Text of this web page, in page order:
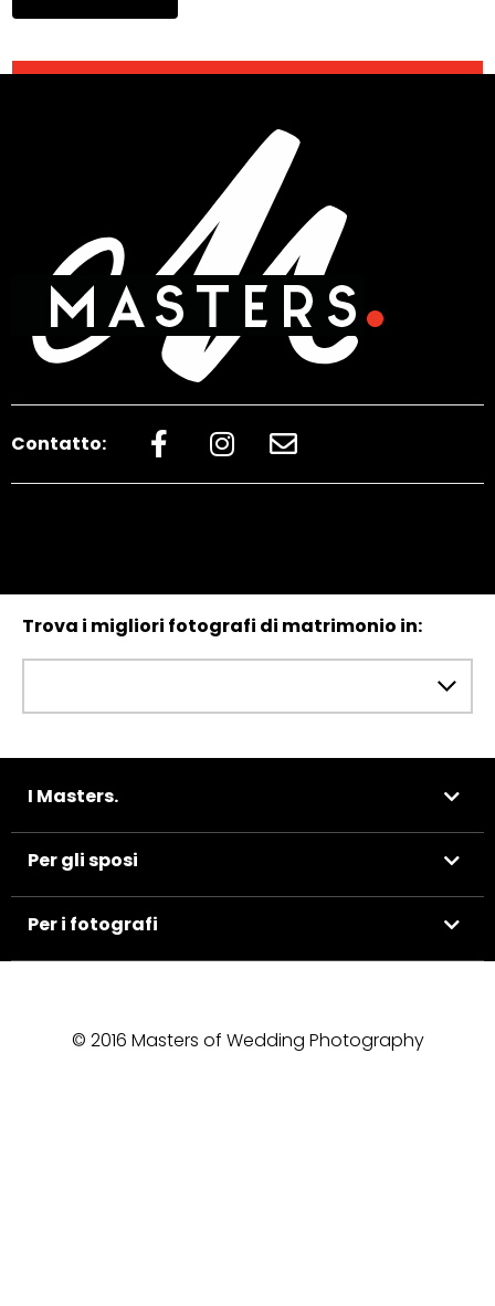
Contatto:
Trova i migliori fotografi di matrimonio in:
I Masters.
Per gli sposi
Per i fotografi
© 2016 Masters of Wedding Photography